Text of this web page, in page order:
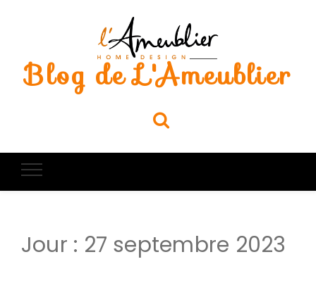
Blog de L'Ameublier
Jour : 27 septembre 2023